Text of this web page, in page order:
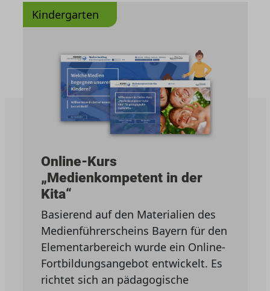
Kindergarten
Online-Kurs
„Medienkompetent in der
Kita“
Basierend auf den Materialien des
Medienführerscheins Bayern für den
Elementarbereich wurde ein Online-
Fortbildungsangebot entwickelt. Es
richtet sich an pädagogische